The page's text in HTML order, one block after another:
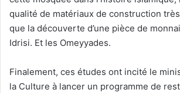
qualité de matériaux de construction
que la découverte d’une pièce de
Idrisi. Et les Omeyyades.
Finalement, ces études ont incité le
la Culture à lancer un programme de